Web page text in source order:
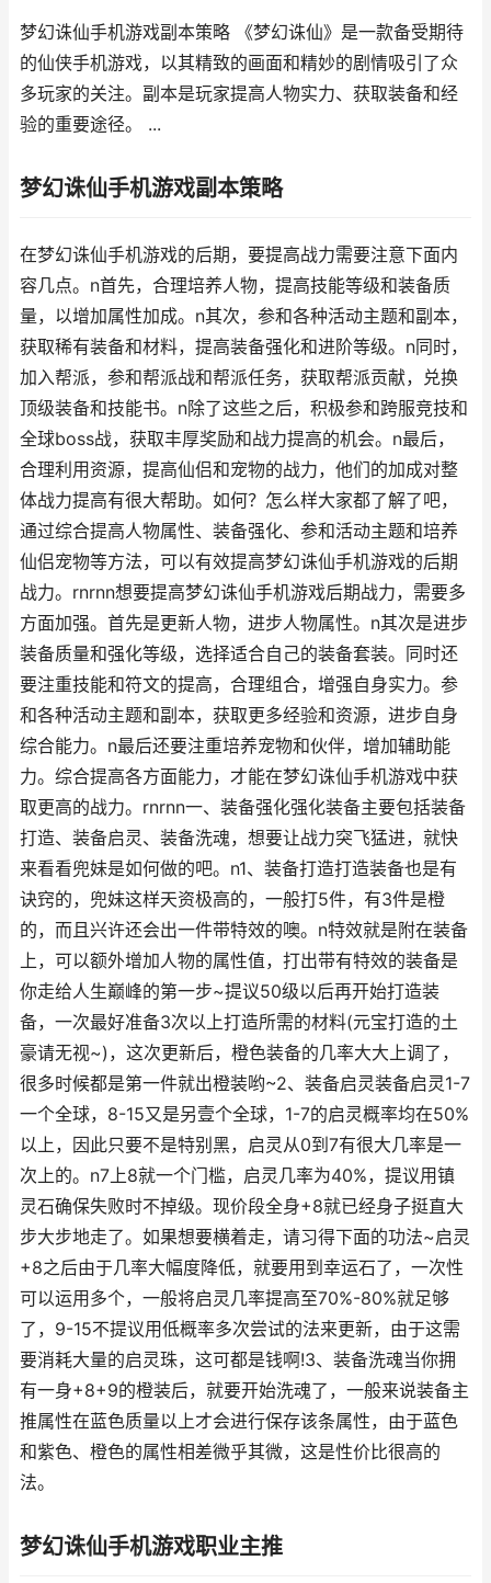
梦幻诛仙手机游戏副本策略 《梦幻诛仙》是一款备受期待
的仙侠手机游戏，以其精致的画面和精妙的剧情吸引了众
多玩家的关注。副本是玩家提高人物实力、获取装备和经
验的重要途径。 ...
梦幻诛仙手机游戏副本策略
在梦幻诛仙手机游戏的后期，要提高战力需要注意下面内
容几点。n首先，合理培养人物，提高技能等级和装备质
量，以增加属性加成。n其次，参和各种活动主题和副本，
获取稀有装备和材料，提高装备强化和进阶等级。n同时，
加入帮派，参和帮派战和帮派任务，获取帮派贡献，兑换
顶级装备和技能书。n除了这些之后，积极参和跨服竞技和
全球boss战，获取丰厚奖励和战力提高的机会。n最后，
合理利用资源，提高仙侣和宠物的战力，他们的加成对整
体战力提高有很大帮助。如何？怎么样大家都了解了吧，
通过综合提高人物属性、装备强化、参和活动主题和培养
仙侣宠物等方法，可以有效提高梦幻诛仙手机游戏的后期
战力。rnrnn想要提高梦幻诛仙手机游戏后期战力，需要多
方面加强。首先是更新人物，进步人物属性。n其次是进步
装备质量和强化等级，选择适合自己的装备套装。同时还
要注重技能和符文的提高，合理组合，增强自身实力。参
和各种活动主题和副本，获取更多经验和资源，进步自身
综合能力。n最后还要注重培养宠物和伙伴，增加辅助能
力。综合提高各方面能力，才能在梦幻诛仙手机游戏中获
取更高的战力。rnrnn一、装备强化强化装备主要包括装备
打造、装备启灵、装备洗魂，想要让战力突飞猛进，就快
来看看兜妹是如何做的吧。n1、装备打造打造装备也是有
诀窍的，兜妹这样天资极高的，一般打5件，有3件是橙
的，而且兴许还会出一件带特效的噢。n特效就是附在装备
上，可以额外增加人物的属性值，打出带有特效的装备是
你走给人生巅峰的第一步~提议50级以后再开始打造装
备，一次最好准备3次以上打造所需的材料(元宝打造的土
豪请无视~)，这次更新后，橙色装备的几率大大上调了，
很多时候都是第一件就出橙装哟~2、装备启灵装备启灵1-7
一个全球，8-15又是另壹个全球，1-7的启灵概率均在50%
以上，因此只要不是特别黑，启灵从0到7有很大几率是一
次上的。n7上8就一个门槛，启灵几率为40%，提议用镇
灵石确保失败时不掉级。现价段全身+8就已经身子挺直大
步大步地走了。如果想要横着走，请习得下面的功法~启灵
+8之后由于几率大幅度降低，就要用到幸运石了，一次性
可以运用多个，一般将启灵几率提高至70%-80%就足够
了，9-15不提议用低概率多次尝试的法来更新，由于这需
要消耗大量的启灵珠，这可都是钱啊!3、装备洗魂当你拥
有一身+8+9的橙装后，就要开始洗魂了，一般来说装备主
推属性在蓝色质量以上才会进行保存该条属性，由于蓝色
和紫色、橙色的属性相差微乎其微，这是性价比很高的
法。
梦幻诛仙手机游戏职业主推